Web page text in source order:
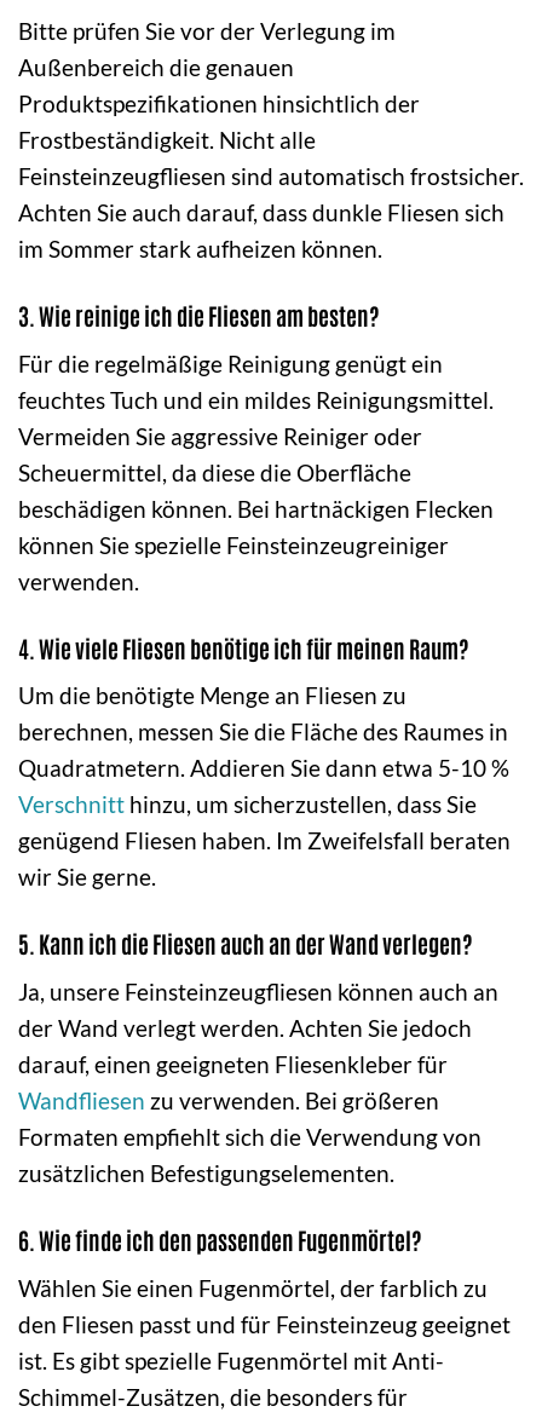
Bitte prüfen Sie vor der Verlegung im
Außenbereich die genauen
Produktspezifikationen hinsichtlich der
Frostbeständigkeit. Nicht alle
Feinsteinzeugfliesen sind automatisch frostsicher.
Achten Sie auch darauf, dass dunkle Fliesen sich
im Sommer stark aufheizen können.
3. Wie reinige ich die Fliesen am besten?
Für die regelmäßige Reinigung genügt ein
feuchtes Tuch und ein mildes Reinigungsmittel.
Vermeiden Sie aggressive Reiniger oder
Scheuermittel, da diese die Oberfläche
beschädigen können. Bei hartnäckigen Flecken
können Sie spezielle Feinsteinzeugreiniger
verwenden.
4. Wie viele Fliesen benötige ich für meinen Raum?
Um die benötigte Menge an Fliesen zu
berechnen, messen Sie die Fläche des Raumes in
Quadratmetern. Addieren Sie dann etwa 5-10 %
Verschnitt hinzu, um sicherzustellen, dass Sie
genügend Fliesen haben. Im Zweifelsfall beraten
wir Sie gerne.
5. Kann ich die Fliesen auch an der Wand verlegen?
Ja, unsere Feinsteinzeugfliesen können auch an
der Wand verlegt werden. Achten Sie jedoch
darauf, einen geeigneten Fliesenkleber für
Wandfliesen zu verwenden. Bei größeren
Formaten empfiehlt sich die Verwendung von
zusätzlichen Befestigungselementen.
6. Wie finde ich den passenden Fugenmörtel?
Wählen Sie einen Fugenmörtel, der farblich zu
den Fliesen passt und für Feinsteinzeug geeignet
ist. Es gibt spezielle Fugenmörtel mit Anti-
Schimmel-Zusätzen, die besonders für